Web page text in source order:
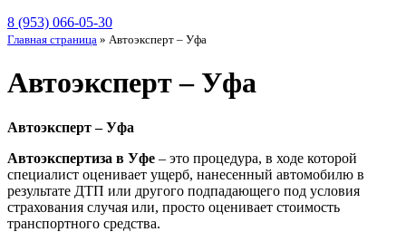
8 (953) 066-05-30
Главная страница » Автоэксперт – Уфа
Автоэксперт – Уфа
Автоэксперт – Уфа
Автоэкспертиза в Уфе – это процедура, в ходе которой
специалист оценивает ущерб, нанесенный автомобилю в
результате ДТП или другого подпадающего под условия
страхования случая или, просто оценивает стоимость
транспортного средства.